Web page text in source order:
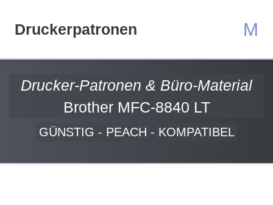
Druckerpatronen M
Drucker-Patronen & Büro-Material
Brother MFC-8840 LT
GÜNSTIG - PEACH - KOMPATIBEL